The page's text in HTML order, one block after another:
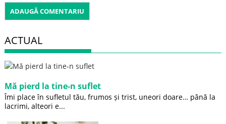
ACTUAL
Mă pierd la tine-n suflet
Îmi place în sufletul tău, frumos și trist, uneori doare… până la
lacrimi, alteori e...